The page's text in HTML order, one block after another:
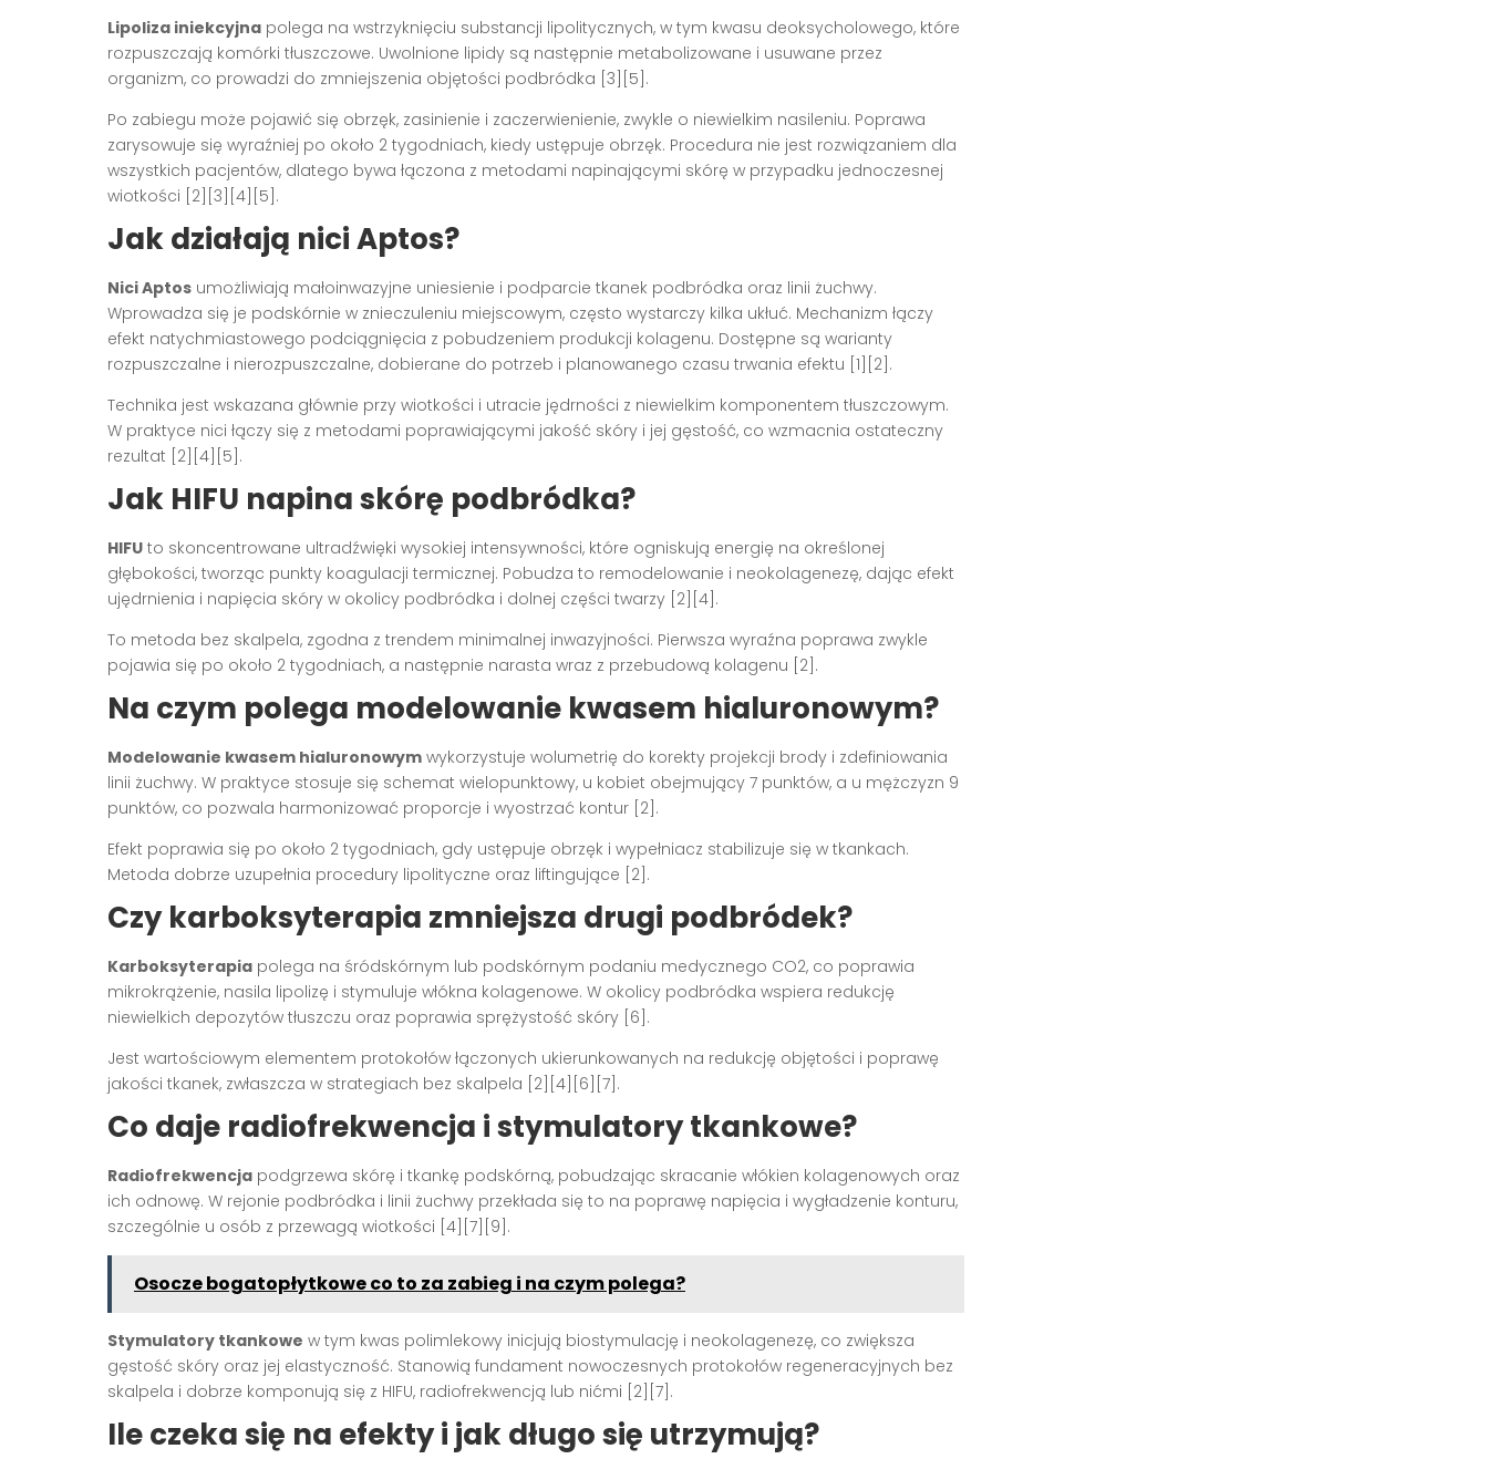
Lipoliza iniekcyjna polega na wstrzyknięciu substancji lipolitycznych, w tym kwasu deoksycholowego, które
rozpuszczają komórki tłuszczowe. Uwolnione lipidy są następnie metabolizowane i usuwane przez
organizm, co prowadzi do zmniejszenia objętości podbródka [3][5].
Po zabiegu może pojawić się obrzęk, zasinienie i zaczerwienienie, zwykle o niewielkim nasileniu. Poprawa
zarysowuje się wyraźniej po około 2 tygodniach, kiedy ustępuje obrzęk. Procedura nie jest rozwiązaniem dla
wszystkich pacjentów, dlatego bywa łączona z metodami napinającymi skórę w przypadku jednoczesnej
wiotkości [2][3][4][5].
Jak działają nici Aptos?
Nici Aptos umożliwiają małoinwazyjne uniesienie i podparcie tkanek podbródka oraz linii żuchwy.
Wprowadza się je podskórnie w znieczuleniu miejscowym, często wystarczy kilka ukłuć. Mechanizm łączy
efekt natychmiastowego podciągnięcia z pobudzeniem produkcji kolagenu. Dostępne są warianty
rozpuszczalne i nierozpuszczalne, dobierane do potrzeb i planowanego czasu trwania efektu [1][2].
Technika jest wskazana głównie przy wiotkości i utracie jędrności z niewielkim komponentem tłuszczowym.
W praktyce nici łączy się z metodami poprawiającymi jakość skóry i jej gęstość, co wzmacnia ostateczny
rezultat [2][4][5].
Jak HIFU napina skórę podbródka?
HIFU to skoncentrowane ultradźwięki wysokiej intensywności, które ogniskują energię na określonej
głębokości, tworząc punkty koagulacji termicznej. Pobudza to remodelowanie i neokolagenezę, dając efekt
ujędrnienia i napięcia skóry w okolicy podbródka i dolnej części twarzy [2][4].
To metoda bez skalpela, zgodna z trendem minimalnej inwazyjności. Pierwsza wyraźna poprawa zwykle
pojawia się po około 2 tygodniach, a następnie narasta wraz z przebudową kolagenu [2].
Na czym polega modelowanie kwasem hialuronowym?
Modelowanie kwasem hialuronowym wykorzystuje wolumetrię do korekty projekcji brody i zdefiniowania
linii żuchwy. W praktyce stosuje się schemat wielopunktowy, u kobiet obejmujący 7 punktów, a u mężczyzn 9
punktów, co pozwala harmonizować proporcje i wyostrzać kontur [2].
Efekt poprawia się po około 2 tygodniach, gdy ustępuje obrzęk i wypełniacz stabilizuje się w tkankach.
Metoda dobrze uzupełnia procedury lipolityczne oraz liftingujące [2].
Czy karboksyterapia zmniejsza drugi podbródek?
Karboksyterapia polega na śródskórnym lub podskórnym podaniu medycznego CO2, co poprawia
mikrokrążenie, nasila lipolizę i stymuluje włókna kolagenowe. W okolicy podbródka wspiera redukcję
niewielkich depozytów tłuszczu oraz poprawia sprężystość skóry [6].
Jest wartościowym elementem protokołów łączonych ukierunkowanych na redukcję objętości i poprawę
jakości tkanek, zwłaszcza w strategiach bez skalpela [2][4][6][7].
Co daje radiofrekwencja i stymulatory tkankowe?
Radiofrekwencja podgrzewa skórę i tkankę podskórną, pobudzając skracanie włókien kolagenowych oraz
ich odnowę. W rejonie podbródka i linii żuchwy przekłada się to na poprawę napięcia i wygładzenie konturu,
szczególnie u osób z przewagą wiotkości [4][7][9].
Osocze bogatopłytkowe co to za zabieg i na czym polega?
Stymulatory tkankowe w tym kwas polimlekowy inicjują biostymulację i neokolagenezę, co zwiększa
gęstość skóry oraz jej elastyczność. Stanowią fundament nowoczesnych protokołów regeneracyjnych bez
skalpela i dobrze komponują się z HIFU, radiofrekwencją lub nićmi [2][7].
Ile czeka się na efekty i jak długo się utrzymują?